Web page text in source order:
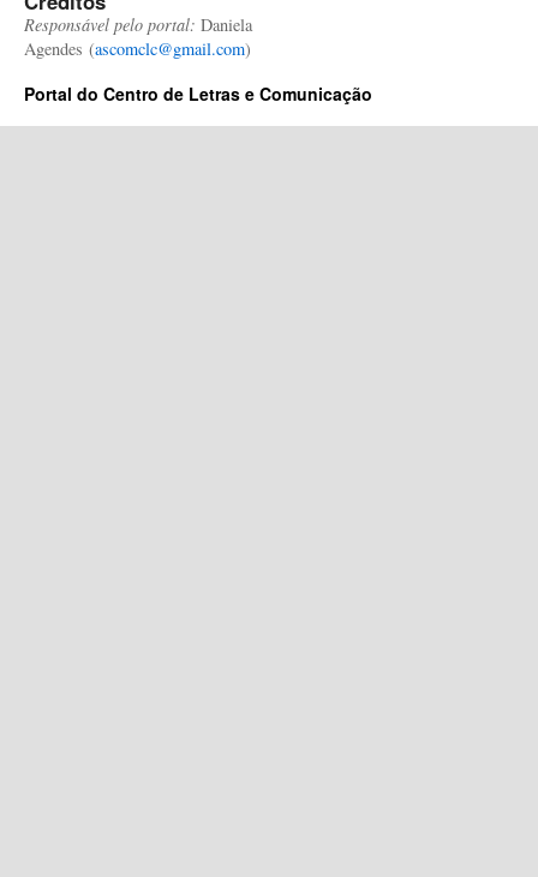
Responsável pelo portal: Daniela
Agendes (ascomclc@gmail.com)
Portal do Centro de Letras e Comunicação